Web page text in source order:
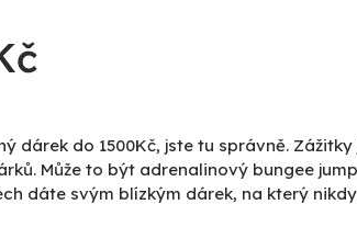
dárek do 1500Kč, jste tu správně.
Může to být adrenalinový bungee
dáte svým blízkým dárek, na který